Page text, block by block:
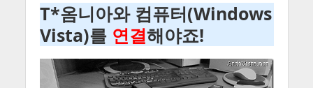
T*옴니아와 컴퓨터(Windows
Vista)를 연결해야죠!